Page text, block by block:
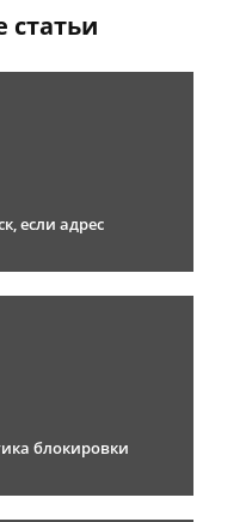
статьи
если адрес
блокировки